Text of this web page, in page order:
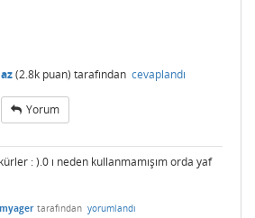
(2.8k puan) tarafından cevaplandı
Yorum
: ).0 ı neden kullanmamışım orda yaf
tarafından yorumlandı